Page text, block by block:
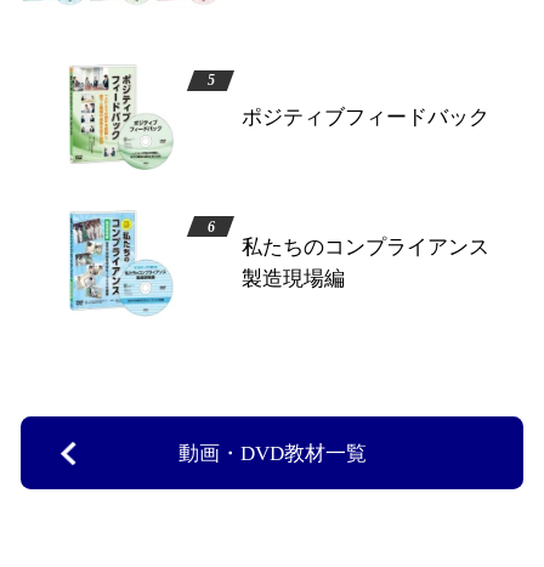
ポジティブフィードバック
私たちのコンプライアンス
製造現場編
動画・DVD教材一覧